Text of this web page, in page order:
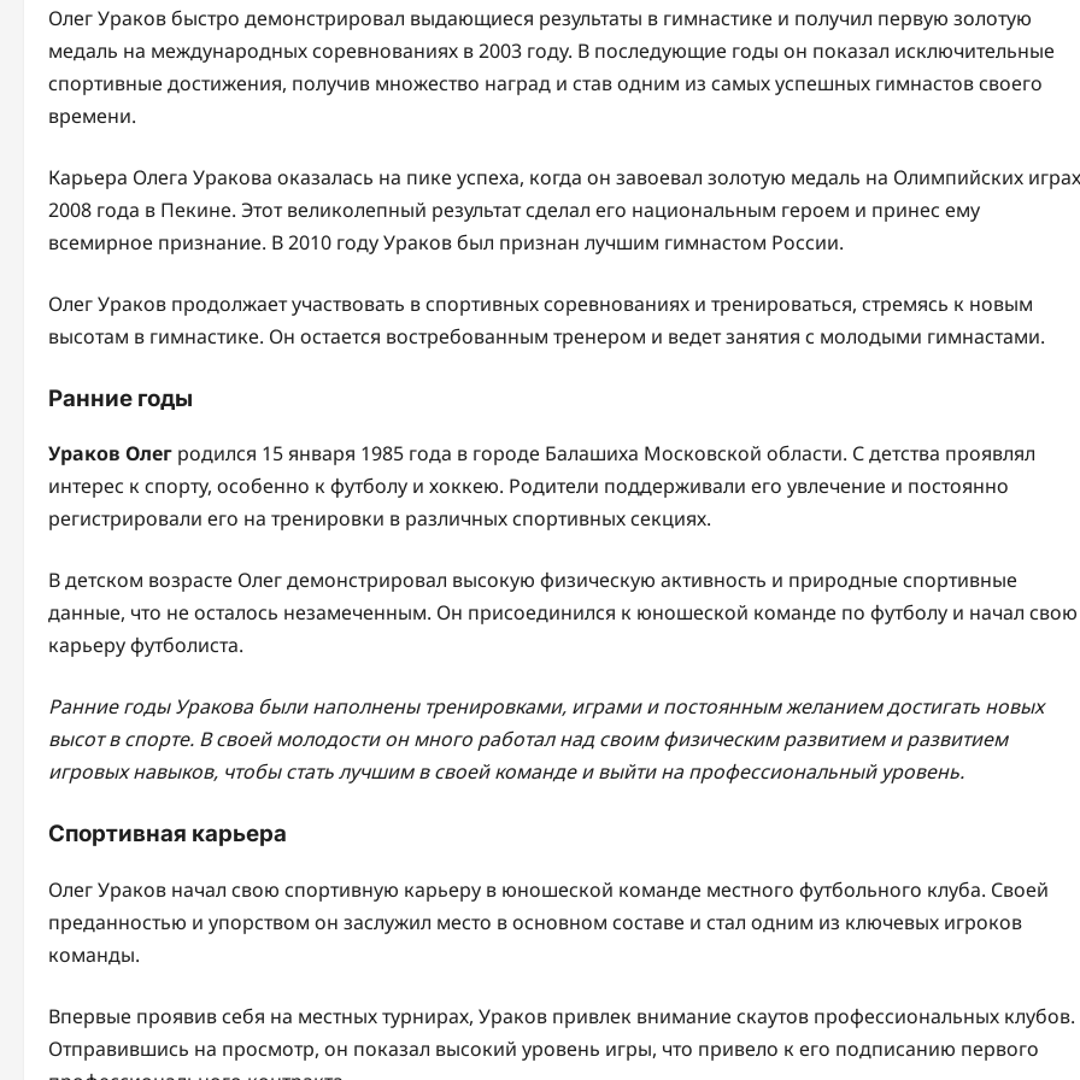
Олег Ураков быстро демонстрировал выдающиеся результаты в гимнастике и получил первую золотую
медаль на международных соревнованиях в 2003 году. В последующие годы он показал исключительные
спортивные достижения, получив множество наград и став одним из самых успешных гимнастов своего
времени.
Карьера Олега Уракова оказалась на пике успеха, когда он завоевал золотую медаль на Олимпийских играх
2008 года в Пекине. Этот великолепный результат сделал его национальным героем и принес ему
всемирное признание. В 2010 году Ураков был признан лучшим гимнастом России.
Олег Ураков продолжает участвовать в спортивных соревнованиях и тренироваться, стремясь к новым
высотам в гимнастике. Он остается востребованным тренером и ведет занятия с молодыми гимнастами.
Ранние годы
Ураков Олег родился 15 января 1985 года в городе Балашиха Московской области. С детства проявлял
интерес к спорту, особенно к футболу и хоккею. Родители поддерживали его увлечение и постоянно
регистрировали его на тренировки в различных спортивных секциях.
В детском возрасте Олег демонстрировал высокую физическую активность и природные спортивные
данные, что не осталось незамеченным. Он присоединился к юношеской команде по футболу и начал свою
карьеру футболиста.
Ранние годы Уракова были наполнены тренировками, играми и постоянным желанием достигать новых
высот в спорте. В своей молодости он много работал над своим физическим развитием и развитием
игровых навыков, чтобы стать лучшим в своей команде и выйти на профессиональный уровень.
Спортивная карьера
Олег Ураков начал свою спортивную карьеру в юношеской команде местного футбольного клуба. Своей
преданностью и упорством он заслужил место в основном составе и стал одним из ключевых игроков
команды.
Впервые проявив себя на местных турнирах, Ураков привлек внимание скаутов профессиональных клубов.
Отправившись на просмотр, он показал высокий уровень игры, что привело к его подписанию первого